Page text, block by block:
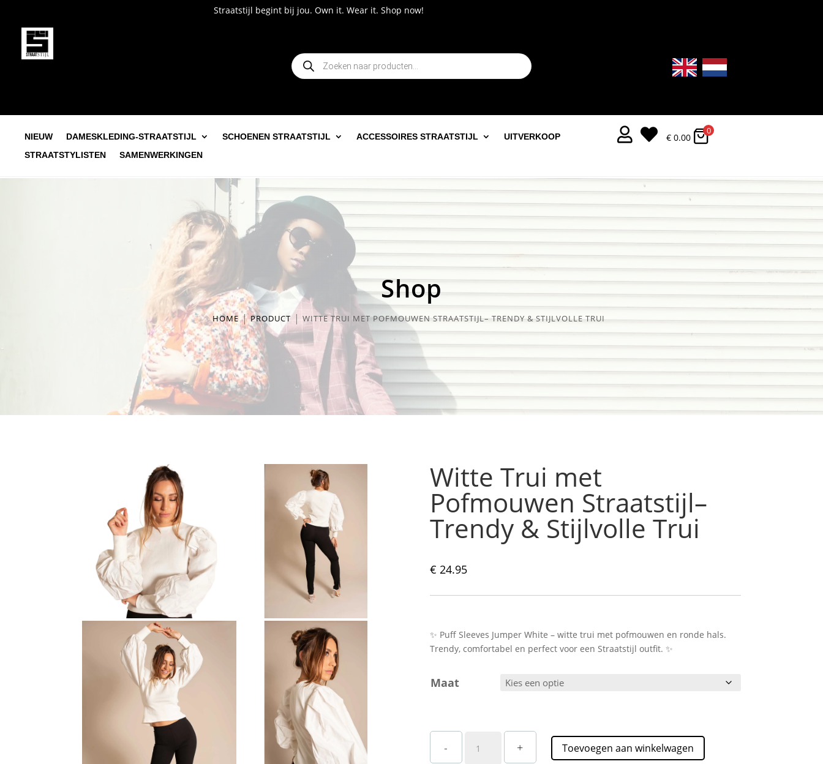
Straatstijl begint bij jou. Own it. Wear it. Shop now!
Producten
zoeken
NIEUW DAMESKLEDING-STRAATSTIJL SCHOENEN STRAATSTIJL ACCESSOIRES STRAATSTIJL
UITVERKOOP
STRAATSTYLISTEN
SAMENWERKINGEN
  € 0.00
0
Shop
HOME PRODUCT WITTE TRUI MET POFMOUWEN STRAATSTIJL– TRENDY & STIJLVOLLE TRUI
Witte Trui met
Pofmouwen Straatstijl–
Trendy & Stijlvolle Trui
€ 24.95
✨ Puff Sleeves Jumper White – witte trui met pofmouwen en ronde hals.
Trendy, comfortabel en perfect voor een Straatstijl outfit. ✨
Maat
-
Trui
+ Toevoegen aan winkelwagen